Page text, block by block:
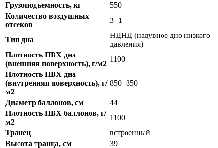
Грузоподъемность, кг
550
Количество воздушных
отсеков
3+1
Тип дна
НДНД (надувное дно низкого
давления)
Плотность ПВХ дна
(внешняя поверхность), г/м2
1100
Плотность ПВХ дна
(внутренняя поверхность), г/
м2
850+850
Диаметр баллонов, см
44
Плотность ПВХ баллонов, г/
м2
1100
Транец
встроенный
Высота транца, см
39